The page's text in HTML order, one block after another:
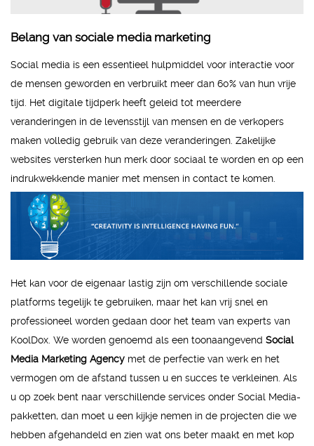
Belang van sociale media marketing
Social media is een essentieel hulpmiddel voor interactie voor
de mensen geworden en verbruikt meer dan 60% van hun vrije
tijd. Het digitale tijdperk heeft geleid tot meerdere
veranderingen in de levensstijl van mensen en de verkopers
maken volledig gebruik van deze veranderingen. Zakelijke
websites versterken hun merk door sociaal te worden en op een
indrukwekkende manier met mensen in contact te komen.
Het kan voor de eigenaar lastig zijn om verschillende sociale
platforms tegelijk te gebruiken, maar het kan vrij snel en
professioneel worden gedaan door het team van experts van
KoolDox. We worden genoemd als een toonaangevend Social
Media Marketing Agency met de perfectie van werk en het
vermogen om de afstand tussen u en succes te verkleinen. Als
u op zoek bent naar verschillende services onder Social Media-
pakketten, dan moet u een kijkje nemen in de projecten die we
hebben afgehandeld en zien wat ons beter maakt en met kop